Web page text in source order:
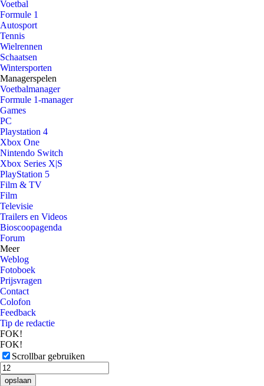
Voetbal
Formule 1
Autosport
Tennis
Wielrennen
Schaatsen
Wintersporten
Managerspelen
Voetbalmanager
Formule 1-manager
Games
PC
Playstation 4
Xbox One
Nintendo Switch
Xbox Series X|S
PlayStation 5
Film & TV
Film
Televisie
Trailers en Videos
Bioscoopagenda
Forum
Meer
Weblog
Fotoboek
Prijsvragen
Contact
Colofon
Feedback
Tip de redactie
FOK!
FOK!
Scrollbar gebruiken
opslaan